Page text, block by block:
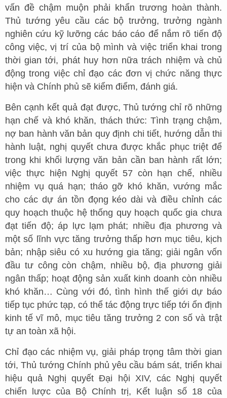
vấn đề chậm muộn phải khẩn trương hoàn thành.
Thủ tướng yêu cầu các bộ trưởng, trưởng ngành
nghiên cứu kỹ lưỡng các báo cáo để nắm rõ tiến độ
công việc, vị trí của bộ mình và việc triển khai trong
thời gian tới, phát huy hơn nữa trách nhiệm và chủ
động trong việc chỉ đạo các đơn vị chức năng thực
hiện và Chính phủ sẽ kiểm điểm, đánh giá.
Bên cạnh kết quả đạt được, Thủ tướng chỉ rõ những
hạn chế và khó khăn, thách thức: Tình trạng chậm,
nợ ban hành văn bản quy định chi tiết, hướng dẫn thi
hành luật, nghị quyết chưa được khắc phục triệt để
trong khi khối lượng văn bản cần ban hành rất lớn;
việc thực hiện Nghị quyết 57 còn hạn chế, nhiều
nhiệm vụ quá hạn; tháo gỡ khó khăn, vướng mắc
cho các dự án tồn đọng kéo dài và điều chỉnh các
quy hoạch thuộc hệ thống quy hoạch quốc gia chưa
đạt tiến độ; áp lực lạm phát; nhiều địa phương và
một số lĩnh vực tăng trưởng thấp hơn mục tiêu, kịch
bản; nhập siêu có xu hướng gia tăng; giải ngân vốn
đầu tư công còn chậm, nhiều bộ, địa phương giải
ngân thấp; hoạt động sản xuất kinh doanh còn nhiều
khó khăn… Cùng với đó, tình hình thế giới dự báo
tiếp tục phức tạp, có thể tác động trực tiếp tới ổn định
kinh tế vĩ mô, mục tiêu tăng trưởng 2 con số và trật
tự an toàn xã hội.
Chỉ đạo các nhiệm vụ, giải pháp trọng tâm thời gian
tới, Thủ tướng Chính phủ yêu cầu bám sát, triển khai
hiệu quả Nghị quyết Đại hội XIV, các Nghị quyết
chiến lược của Bộ Chính trị, Kết luận số 18 của